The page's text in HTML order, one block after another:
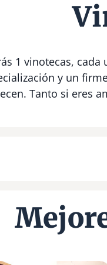
1 vinotecas,
y un
Tanto si eres